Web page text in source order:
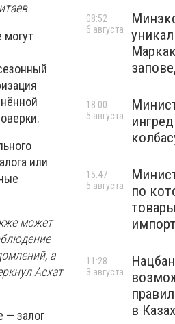
могут
или
может
а
Асхат
— залог
08:52
6 августа
18:00
5 августа
по
15:47
5 августа
в
11:28
3 августа